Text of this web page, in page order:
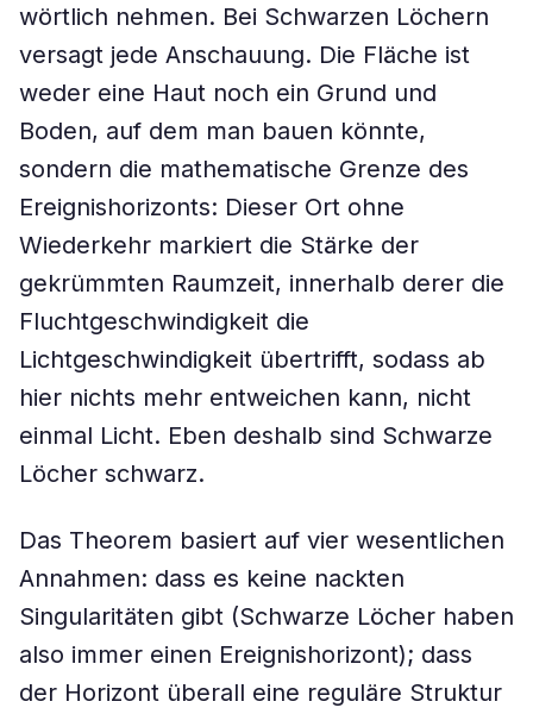
wörtlich nehmen. Bei Schwarzen Löchern
versagt jede Anschauung. Die Fläche ist
weder eine Haut noch ein Grund und
Boden, auf dem man bauen könnte,
sondern die mathematische Grenze des
Ereignishorizonts: Dieser Ort ohne
Wiederkehr markiert die Stärke der
gekrümmten Raumzeit, innerhalb derer die
Fluchtgeschwindigkeit die
Lichtgeschwindigkeit übertrifft, sodass ab
hier nichts mehr entweichen kann, nicht
einmal Licht. Eben deshalb sind Schwarze
Löcher schwarz.
Das Theorem basiert auf vier wesentlichen
Annahmen: dass es keine nackten
Singularitäten gibt (Schwarze Löcher haben
also immer einen Ereignishorizont); dass
der Horizont überall eine reguläre Struktur